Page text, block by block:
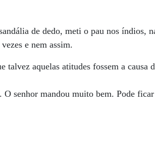
de dedo, meti o pau nos índios,
e nem assim.
talvez aquelas atitudes fossem a causa
O senhor mandou muito bem. Pode